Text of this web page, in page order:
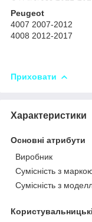
Peugeot
4007 2007-2012
4008 2012-2017
Приховати
Характеристики
Основні атрибути
Виробник
Сумісність з
Сумісність з